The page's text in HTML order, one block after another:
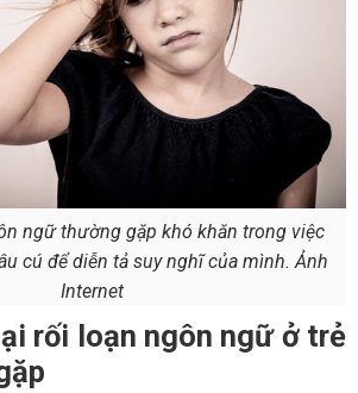
ngữ thường gặp khó khăn trong việc
cú để diễn tả suy nghĩ của mình. Ảnh
Internet
rối loạn ngôn ngữ ở trẻ